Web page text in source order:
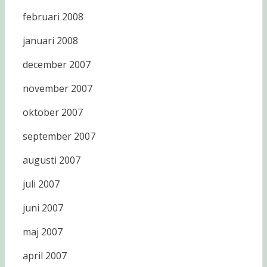
februari 2008
januari 2008
december 2007
november 2007
oktober 2007
september 2007
augusti 2007
juli 2007
juni 2007
maj 2007
april 2007